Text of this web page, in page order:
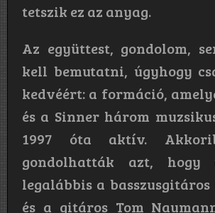
tetszik ez az anyag.
Az együttest, gondolom,
kell bemutatni, úgyhogy
kedvéért: a formáció,
és a Sinner három
1997 óta aktív.
gondolhatták azt, hogy
legalábbis a
és a gitáros Tom